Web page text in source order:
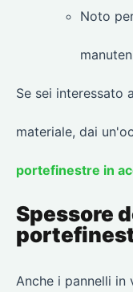
Noto
Se sei interessato
materiale, dai
portefinestre in
Spessore
Anche i pannelli